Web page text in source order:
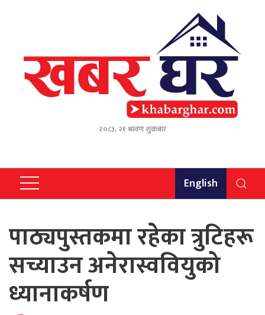
२०८३, २१ श्रावण शुक्रबार
English
पाठ्यपुस्तकमा रहेका त्रुटिहरू
सच्याउन अनेरास्ववियुको
ध्यानाकर्षण